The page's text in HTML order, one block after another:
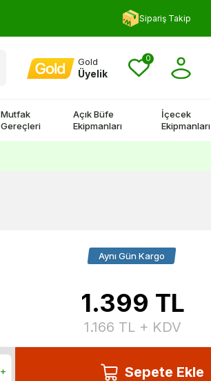
Yorum Yap 500 TL Kazan!
Sipariş Takip
Gold
Üyelik
0
Mutfak
Gereçleri
Açık Büfe
Ekipmanları
İçecek
Ekipmanları
Aynı Gün Kargo
1.399 TL
1.166 TL + KDV
Sepete Ekle